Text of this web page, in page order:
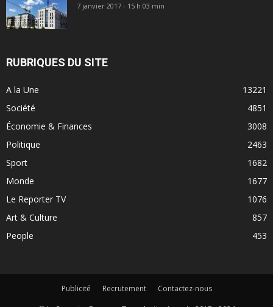
7 janvier 2017 - 15 h 03 min
RUBRIQUES DU SITE
A la Une
13221
Société
4851
Économie & Finances
3008
Politique
2463
Sport
1682
Monde
1677
Le Reporter TV
1076
Art & Culture
857
People
453
Publicité Recrutement
Contactez-nous